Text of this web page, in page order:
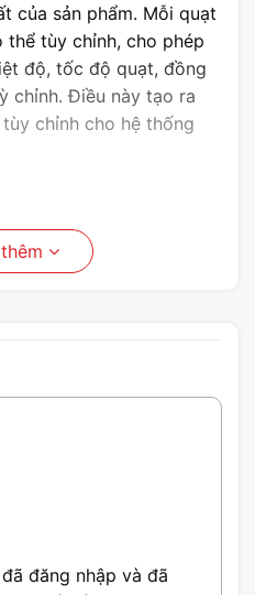
của sản phẩm. Mỗi quạt
thể tùy chỉnh, cho phép
độ, tốc độ quạt, đồng
chỉnh. Điều này tạo ra
chỉnh cho hệ thống
đăng nhập và đã